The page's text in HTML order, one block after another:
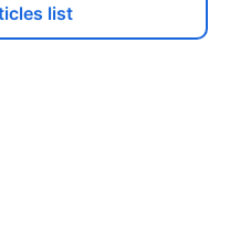
list